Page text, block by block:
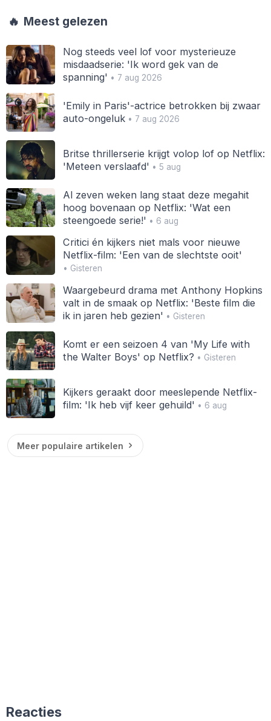
🔥 Meest gelezen
Nog steeds veel lof voor mysterieuze
misdaadserie: 'Ik word gek van de
spanning' • 7 aug 2026
'Emily in Paris'-actrice betrokken bij zwaar
auto-ongeluk• 7 aug 2026
Britse thrillerserie krijgt volop lof op Netflix:
'Meteen verslaafd' • 5 aug
Al zeven weken lang staat deze megahit
hoog bovenaan op Netflix: 'Wat een
steengoede serie!' • 6 aug
Critici én kijkers niet mals voor nieuwe
Netflix-film: 'Een van de slechtste ooit'
• Gisteren
Waargebeurd drama met Anthony Hopkins
valt in de smaak op Netflix: 'Beste film die
ik in jaren heb gezien' • Gisteren
Komt er een seizoen 4 van 'My Life with
the Walter Boys' op Netflix? • Gisteren
Kijkers geraakt door meeslepende Netflix-
film: 'Ik heb vijf keer gehuild' • 6 aug
Meer populaire artikelen
Reacties